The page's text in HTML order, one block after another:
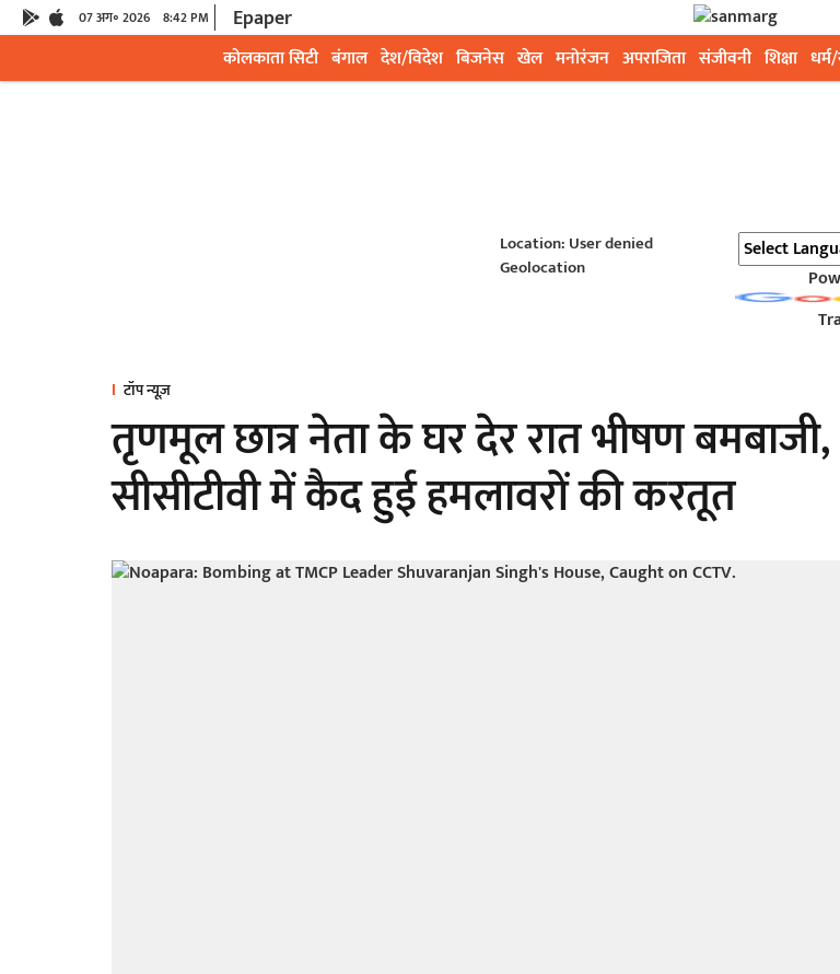
07 अग॰ 2026 8:42 PM Epaper
कोलकाता सिटी बंगाल देश/विदेश बिजनेस खेल मनोरंजन अपराजिता संजीवनी शिक्षा
Location: User denied
Geolocation
टॉप न्यूज़
तृणमूल छात्र नेता के घर देर रात भीषण बमबाजी,
सीसीटीवी में कैद हुई हमलावरों की करतूत